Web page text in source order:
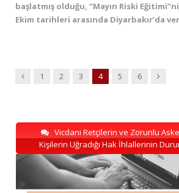
başlatmış olduğu, “Mayın Riski
Ekim tarihleri arasında Diyarbakır’da
Previous
1 2 3 4 5 6 Next
Vicdani Retçilerin ve Zorunlu
Kişilerin Uğradığı Hak İhlallerinin